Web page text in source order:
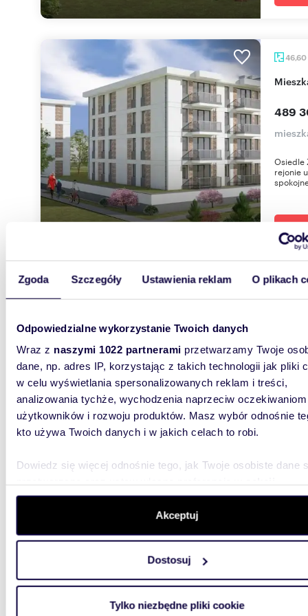
Zgoda Szczegóły Ustawienia reklam O plikach
Odpowiedzialne wykorzystanie Twoich danych
Wraz z naszymi 1022 partnerami przetwarzamy Twoje
dane, np. adres IP, korzystając z takich technologii jak pliki
w celu wyświetlania spersonalizowanych reklam i treści,
analizowania tychże, wychodzenia naprzeciw oczekiwaniom
użytkowników i rozwoju produktów. Masz wybór odnośnie
kto używa Twoich danych i w jakich celach to robi.
Dowiedz się więcej odnośnie tego, jak Twoje osobiste dane
szczegółów. W Deklaracji plików cookie możesz zmienić
wycofać swoją zgodę w dowolnej chwili.
aby oferować funkcje społecznościowe i analizować ruch w
witrynie. Informacje o tym, jak korzystasz z naszej witryny,
analitycznym. Partnerzy mogą połączyć te informacje z
Akceptuj
Dostosuj
Tylko niezbędne pliki cookie
46,60
489
Osiedle
rejonie
454
Osiedle
rejonie
553